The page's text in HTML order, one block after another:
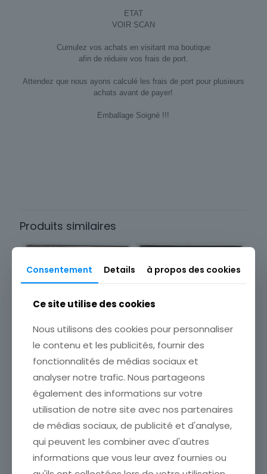
ETAT
VOIR SCAN
Cumulez vos achats en visitant ma boutique
afin de réduire vos frais de port.
Attendez que nous ayons calculé les frais de port pour plusieurs
achats avant de payer!
Emballage Soigné !!!
Produits similaires
CARTE POSTALE FANTAISIE
HERZLICHE
WEIHNACHTSGRUSSE
ETAT VOIR SCAN Cumulez
CARTE POSTALE FANTAISIE
FRA BARTOLOMMERO
ETAT VOIR SCAN Cumulez
Consentement Details à propos des cookies
Ce site utilise des cookies
Nous utilisons des cookies pour personnaliser
le contenu et les publicités, fournir des
fonctionnalités de médias sociaux et
analyser notre trafic. Nous partageons
également des informations sur votre
utilisation de notre site avec nos partenaires
de médias sociaux, de publicité et d'analyse,
qui peuvent les combiner avec d'autres
informations que vous leur avez fournies ou